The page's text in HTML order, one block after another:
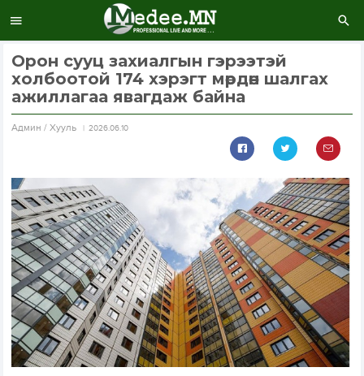
Орон сууц захиалгын гэрээтэй
холбоотой 174 хэрэгт мөрдөн шалгах
ажиллагаа явагдаж байна
Aдмин / Хууль 2026.06.10